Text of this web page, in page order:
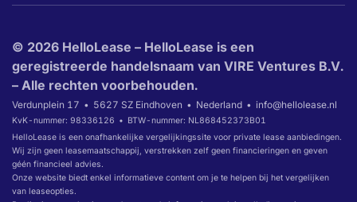
© 2026 HelloLease – HelloLease is een
geregistreerde handelsnaam van VIRE Ventures B.V.
– Alle rechten voorbehouden.
Verdunplein 17 5627 SZ Eindhoven Nederland info@hellolease.nl
KvK-nummer: 98336126
BTW-nummer: NL868452373B01
HelloLease is een onafhankelijke vergelijkingssite voor private lease aanbiedingen.
Wij zijn geen leasemaatschappij, verstrekken zelf geen financieringen en geven
géén financieel advies.
Onze website biedt enkel informatieve content om je te helpen bij het vergelijken
van leaseopties.